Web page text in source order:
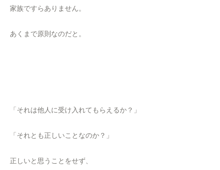
家族ですらありません。
あくまで原則なのだと。
「それは他人に受け入れてもらえるか？」
「それとも正しいことなのか？」
正しいと思うことをせず、